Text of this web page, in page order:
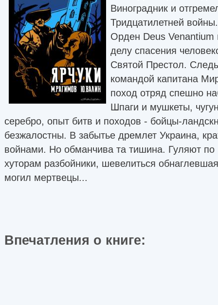
Виноградник и
Тридцатилетней
Орден Deus
делу спасения
Святой Престол.
командой капитана
поход отряд спешно
Шпаги и мушкеты,
серебро, опыт битв и походов - бойцы-
безжалостны. В забытье дремлет Украина,
войнами. Но обманчива та тишина. Гуляют
хуторам разбойники, шевелиться
могил мертвецы...
Впечатления о книге: